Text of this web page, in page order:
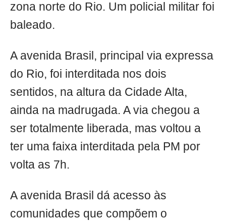
zona norte do Rio. Um policial militar foi
baleado.
A avenida Brasil, principal via expressa
do Rio, foi interditada nos dois
sentidos, na altura da Cidade Alta,
ainda na madrugada. A via chegou a
ser totalmente liberada, mas voltou a
ter uma faixa interditada pela PM por
volta as 7h.
A avenida Brasil dá acesso às
comunidades que compõem o